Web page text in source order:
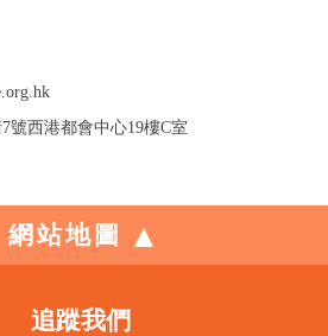
號西港都會中心19樓C室
網站地圖
追蹤我們